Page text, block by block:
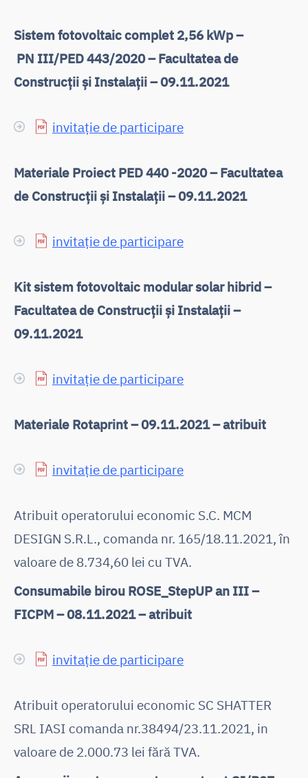
Sistem fotovoltaic complet 2,56 kWp –
PN III/PED 443/2020 – Facultatea de
Construcții și Instalații – 09.11.2021
invitație de participare
Materiale Proiect PED 440 -2020 – Facultatea
de Construcții și Instalații – 09.11.2021
invitație de participare
Kit sistem fotovoltaic modular solar hibrid –
Facultatea de Construcții și Instalații –
09.11.2021
invitație de participare
Materiale Rotaprint – 09.11.2021 – atribuit
invitație de participare
Atribuit operatorului economic S.C. MCM
DESIGN S.R.L., comanda nr. 165/18.11.2021, în
valoare de 8.734,60 lei cu TVA.
Consumabile birou ROSE_StepUP an III –
FICPM – 08.11.2021 – atribuit
invitație de participare
Atribuit operatorului economic SC SHATTER
SRL IASI comanda nr.38494/23.11.2021, in
valoare de 2.000.73 lei fără TVA.